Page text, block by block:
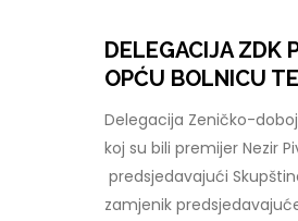
DELEGACIJA ZDK
OPĆU BOLNICU
Delegacija Zeničko-
koj su bili premijer Nezir
predsjedavajući
zamjenik